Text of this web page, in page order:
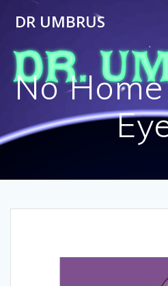
DR UMBRUS
No